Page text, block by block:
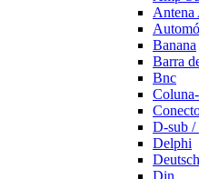
Antena
Banana
Barra
Bnc
D-sub /
Delphi
Deutsch
Din